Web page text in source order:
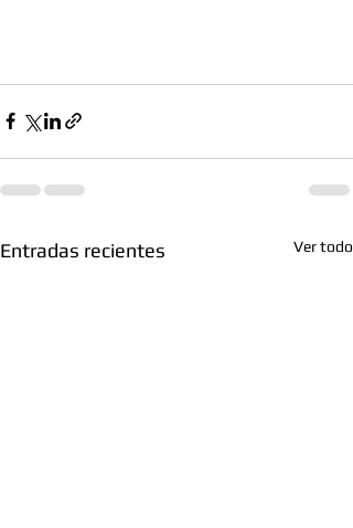
Entradas recientes Ver todo